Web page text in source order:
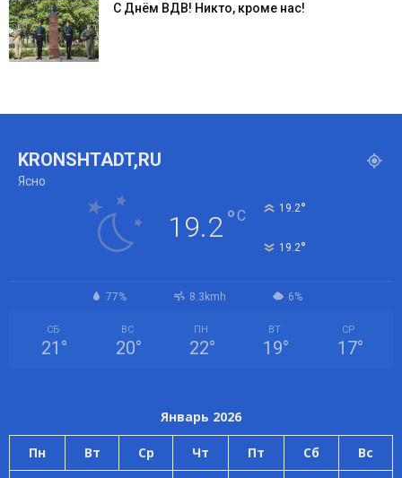
С Днём ВДВ! Никто, кроме нас!
KRONSHTADT,RU
Ясно
19.2°C 19.2°
19.2°
77% 8.3kmh 6%
СБ
21 °
ВС
20°
ПН
22°
ВТ
19°
СР
17°
Январь 2026
Пн Вт Ср Чт Пт Сб Вс